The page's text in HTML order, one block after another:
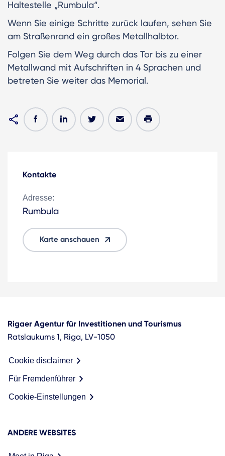
Haltestelle „Rumbula“.
Wenn Sie einige Schritte zurück laufen, sehen Sie
am Straßenrand ein großes Metallhalbtor.
Folgen Sie dem Weg durch das Tor bis zu einer
Metallwand mit Aufschriften in 4 Sprachen und
betreten Sie weiter das Memorial.
Kontakte
Adresse:
Rumbula
Karte anschauen
Rigaer Agentur für Investitionen und Tourismus
Ratslaukums 1, Riga, LV-1050
Cookie disclaimer
Für Fremdenführer
Cookie-Einstellungen
ANDERE WEBSITES